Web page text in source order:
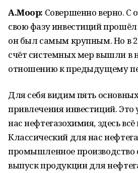
А.Моор: Совершенно верно. С
свою фазу инвестиций
он был самым крупным. Но в
счёт системных мер вышли в
отношению к предыдущему
Для себя видим пять
привлечения инвестиций. Это
нас нефтегазохимия, здесь
Классический для нас
промышленное производство
выпуск продукции для